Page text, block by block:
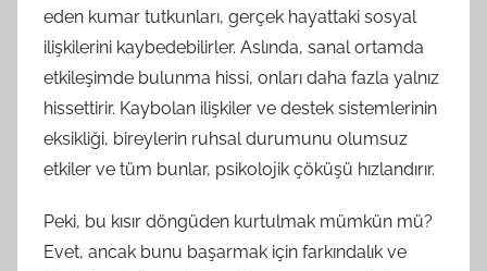
eden kumar tutkunları, gerçek hayattaki sosyal
ilişkilerini kaybedebilirler. Aslında, sanal ortamda
etkileşimde bulunma hissi, onları daha fazla yalnız
hissettirir. Kaybolan ilişkiler ve destek sistemlerinin
eksikliği, bireylerin ruhsal durumunu olumsuz
etkiler ve tüm bunlar, psikolojik çöküşü hızlandırır.
Peki, bu kısır döngüden kurtulmak mümkün mü?
Evet, ancak bunu başarmak için farkındalık ve